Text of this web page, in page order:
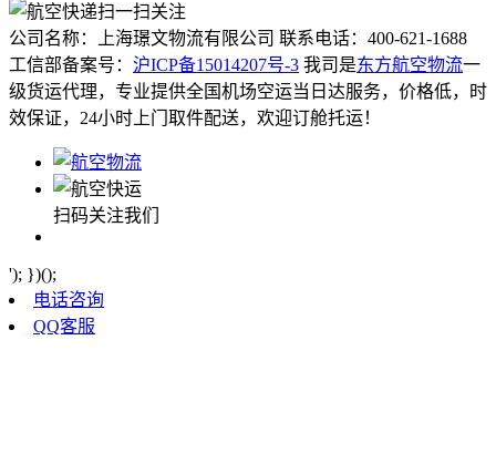
扫一扫关注
公司名称：上海璟文物流有限公司 联系电话：400-621-1688
工信部备案号： 沪ICP备15014207号-3 我司是东方航空物流一
级货运代理，专业提供全国机场空运当日达服务，价格低，时
效保证，24小时上门取件配送，欢迎订舱托运！
扫码关注我们
'); })();
电话咨询
QQ客服